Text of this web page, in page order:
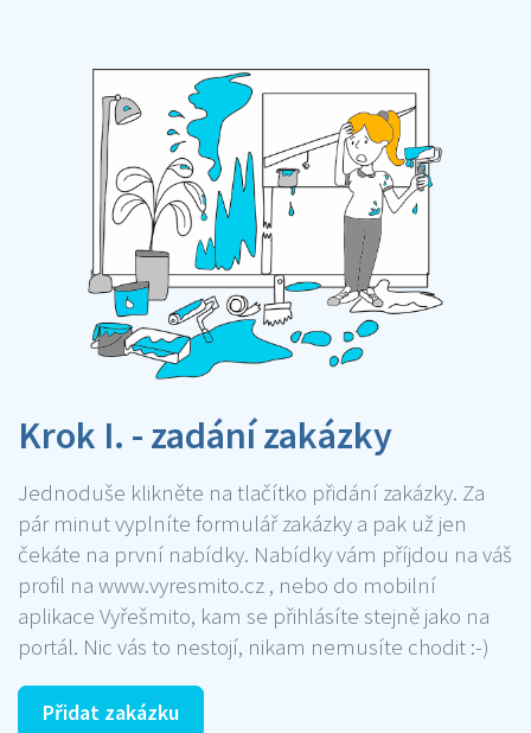
Krok I. - zadání zakázky
Jednoduše klikněte na tlačítko přidání zakázky. Za
pár minut vyplníte formulář zakázky a pak už jen
čekáte na první nabídky. Nabídky vám příjdou na váš
profil na www.vyresmito.cz , nebo do mobilní
aplikace Vyřešmito, kam se přihlásíte stejně jako na
portál. Nic vás to nestojí, nikam nemusíte chodit :-)
Přidat zakázku